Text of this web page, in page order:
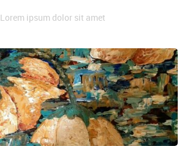
Lorem ipsum dolor sit amet